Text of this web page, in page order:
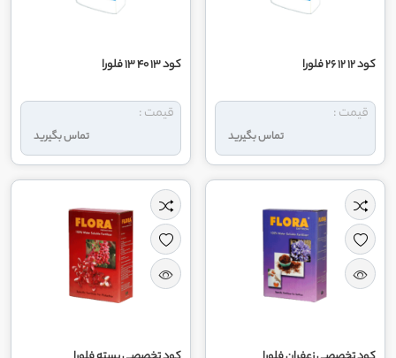
کود 12 12 26 فلورا
تماس بگیرید
قیمت :
کود 13 40 13 فلورا
تماس بگیرید
قیمت :